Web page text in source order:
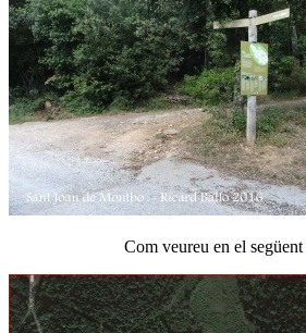
Com veureu en el següent